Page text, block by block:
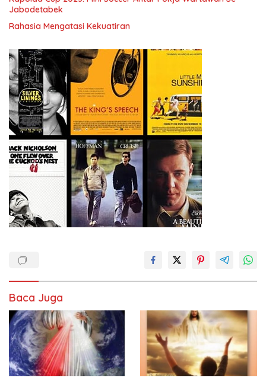
Jabodetabek
Rahasia Mengatasi Kekuatiran
Baca Juga